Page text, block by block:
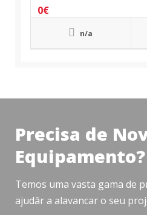
n/a
0€
Precisa de
Equipamento?
Temos uma vasta gama de
ajudâr a alavancar o seu